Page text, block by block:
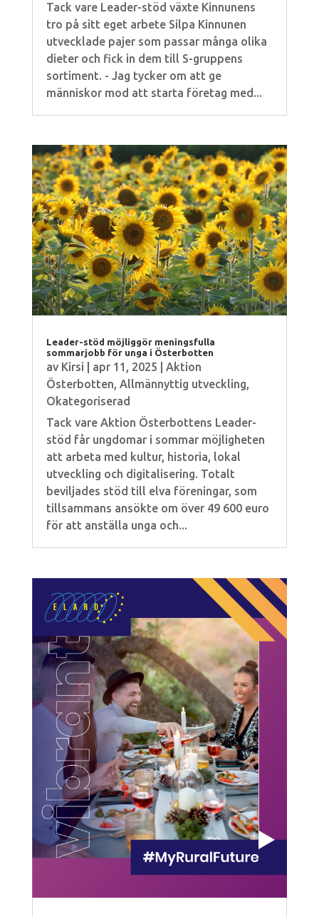
Tack vare Leader-stöd växte Kinnunens
tro på sitt eget arbete Silpa Kinnunen
utvecklade pajer som passar många olika
dieter och fick in dem till S-gruppens
sortiment. - Jag tycker om att ge
människor mod att starta företag med...
Leader-stöd möjliggör meningsfulla
sommarjobb för unga i Österbotten
av Kirsi apr 11, 2025
Aktion
Österbotten, Allmännyttig utveckling,
Okategoriserad
Tack vare Aktion Österbottens Leader-
stöd får ungdomar i sommar möjligheten
att arbeta med kultur, historia, lokal
utveckling och digitalisering. Totalt
beviljades stöd till elva föreningar, som
tillsammans ansökte om över 49 600 euro
för att anställa unga och...